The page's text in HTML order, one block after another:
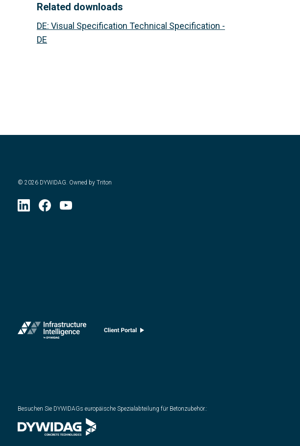
Related downloads
DE: Visual Specification Technical Specification -
DE
© 2026 DYWIDAG. Owned by Triton
Besuchen Sie DYWIDAGs europäische Spezialabteilung für Betonzubehör.: